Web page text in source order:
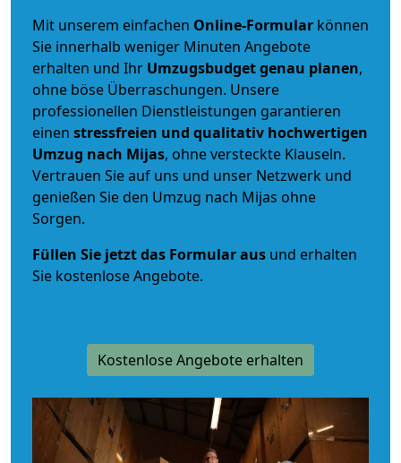
Mit unserem einfachen Online-Formular können
Sie innerhalb weniger Minuten Angebote
erhalten und Ihr Umzugsbudgetgenau planen,
ohne böse Überraschungen. Unsere
professionellen Dienstleistungen garantieren
einen stressfreien und qualitativ hochwertigen
Umzug nach Mijas, ohne versteckte Klauseln.
Vertrauen Sie auf uns und unser Netzwerk und
genießen Sie den Umzug nach Mijas ohne
Sorgen.
Füllen Sie jetzt das Formular aus und erhalten
Sie kostenlose Angebote.
Kostenlose Angebote erhalten